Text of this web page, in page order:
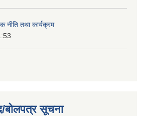
नीति तथा कार्यक्रम
बोलपत्र सूचना